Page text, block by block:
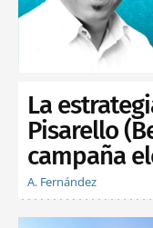
La
Pisarello
campaña
A. Fernández